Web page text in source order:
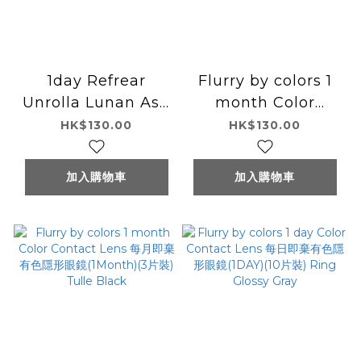
1day Refrear
Unrolla Lunan Ash
Gray
HK$130.00
加入購物車
Flurry by colors 1
month Color
Contact Lens 每月
即棄有色隱形眼鏡
(1Month)(3片裝)
HK$130.00
加入購物車